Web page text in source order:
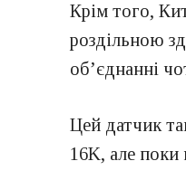
Крім того,
роздільною
об’єднанні
Цей датчик
16K, але поки